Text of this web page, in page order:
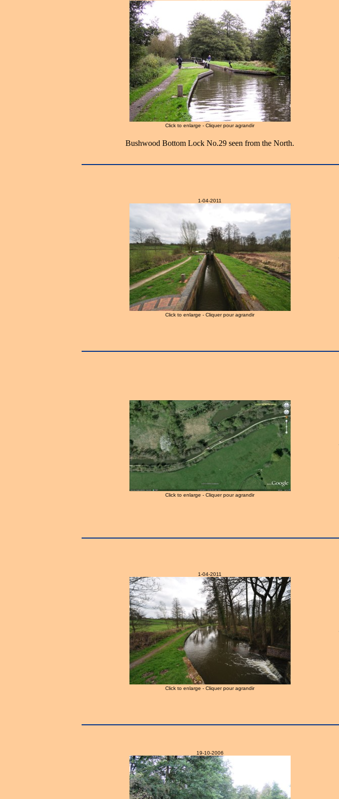
Click to enlarge - Cliquer pour agrandir
Bushwood Bottom Lock No.29 seen from the North.
1-04-2011
Click to enlarge - Cliquer pour agrandir
Click to enlarge - Cliquer pour agrandir
1-04-2011
Click to enlarge - Cliquer pour agrandir
19-10-2006